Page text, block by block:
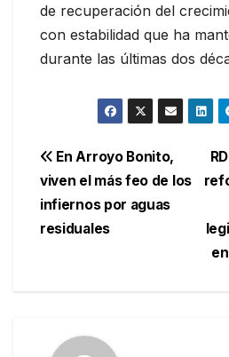
de recuperación del
con estabilidad que ha
durante las últimas dos
Navegación
de
entradas
En Arroyo Bonito,
viven el más feo de los
infiernos por aguas
residuales